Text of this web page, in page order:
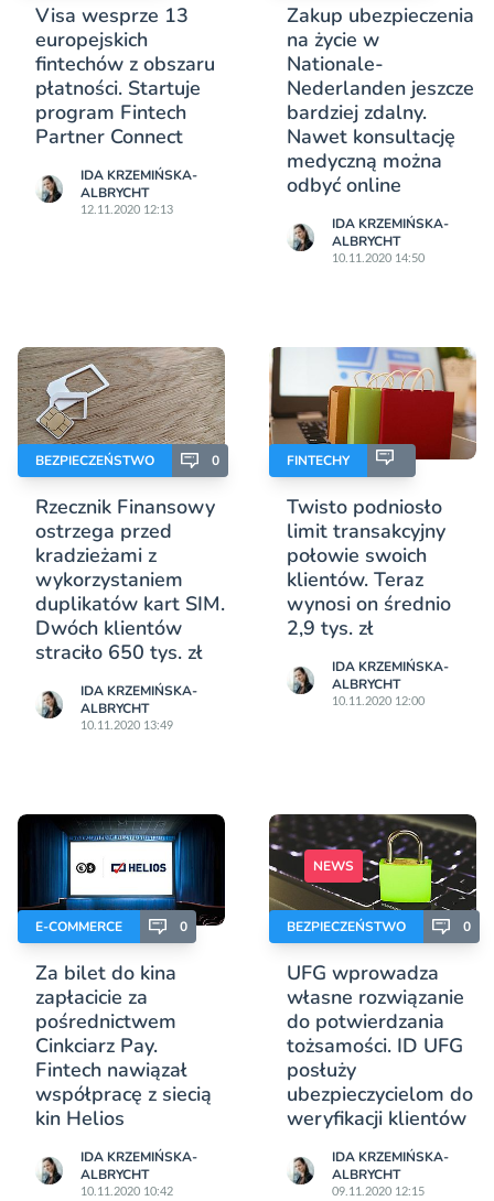
Visa wesprze 13
europejskich
fintechów z obszaru
płatności. Startuje
program Fintech
Partner Connect
IDA KRZEMIŃSKA-
ALBRYCHT
12.11.2020 12:13
Zakup ubezpieczenia
na życie w
Nationale-
Nederlanden jeszcze
bardziej zdalny.
Nawet konsultację
medyczną można
odbyć online
IDA KRZEMIŃSKA-
ALBRYCHT
10.11.2020 14:50
BEZPIECZEŃSTWO 0
Rzecznik Finansowy
ostrzega przed
kradzieżami z
wykorzystaniem
duplikatów kart SIM.
Dwóch klientów
straciło 650 tys. zł
IDA KRZEMIŃSKA-
ALBRYCHT
10.11.2020 13:49
FINTECHY
Twisto podniosło
limit transakcyjny
połowie swoich
klientów. Teraz
wynosi on średnio
2,9 tys. zł
IDA KRZEMIŃSKA-
ALBRYCHT
10.11.2020 12:00
E-COMMERCE 0
Za bilet do kina
zapłacicie za
pośrednictwem
Cinkciarz Pay.
Fintech nawiązał
współpracę z siecią
kin Helios
IDA KRZEMIŃSKA-
ALBRYCHT
10.11.2020 10:42
NEWS
BEZPIECZEŃSTWO 0
UFG wprowadza
własne rozwiązanie
do potwierdzania
tożsamości. ID UFG
posłuży
ubezpieczycielom do
weryfikacji klientów
IDA KRZEMIŃSKA-
ALBRYCHT
09.11.2020 12:15